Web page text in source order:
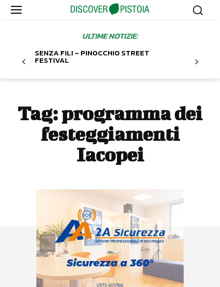
ULTIME NOTIZIE:
SENZA FILI – PINOCCHIO STREET
FESTIVAL
Tag:programma dei
festeggiamenti
Iacopei